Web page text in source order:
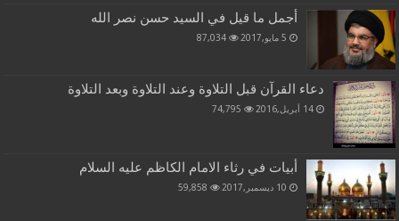
أجمل ما قيل في السيد حسن نصر الله
5 مايو,2017 87,034
دعاء القرآن قبل التلاوة وعند التلاوة وبعد التلاوة
14 أبريل,2016 74,795
أبيات في رثاء الامام الكاظم عليه السلام
10 ديسمبر,2017 59,858